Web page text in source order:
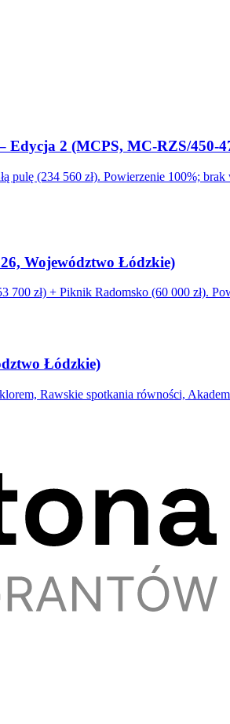
Edycja 2 (MCPS, MC-RZS/450-
(234 560 zł). Powierzenie 100%;
Województwo Łódzkie)
zł) + Piknik Radomsko (60 000 zł).
Łódzkie)
Rawskie spotkania równości,